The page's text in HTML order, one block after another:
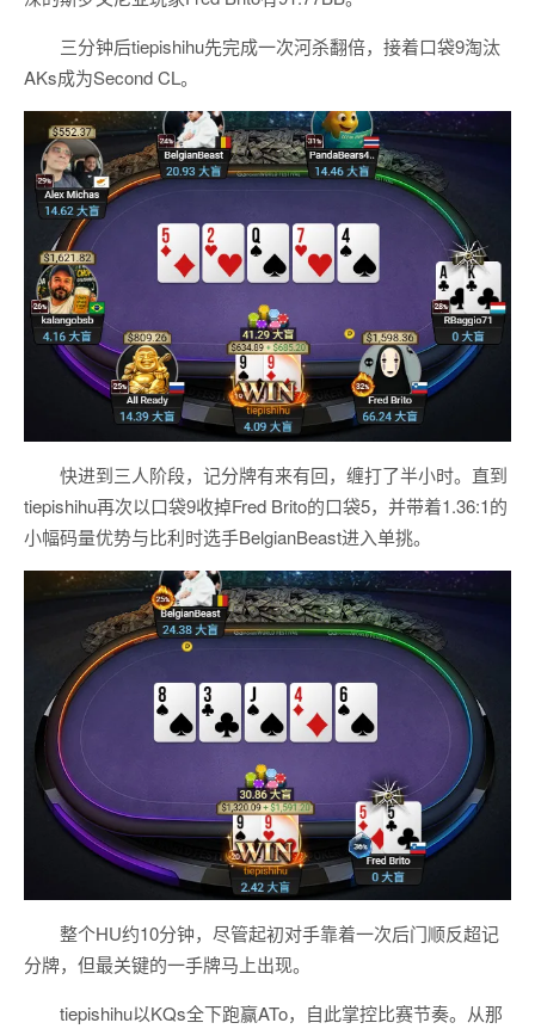
三分钟后tiepishihu先完成一次河杀翻倍，接着口袋9淘汰
AKs成为Second CL。
快进到三人阶段，记分牌有来有回，缠打了半小时。直到
tiepishihu再次以口袋9收掉Fred Brito的口袋5，并带着1.36:1的
小幅码量优势与比利时选手BelgianBeast进入单挑。
整个HU约10分钟，尽管起初对手靠着一次后门顺反超记
分牌，但最关键的一手牌马上出现。
tiepishihu以KQs全下跑赢ATo，自此掌控比赛节奏。从那